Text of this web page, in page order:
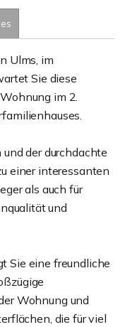
Ulms, im
Sie diese
im 2.
der durchdachte
einer interessanten
als auch für
und
Sie eine freundliche
Wohnung und
die für viel